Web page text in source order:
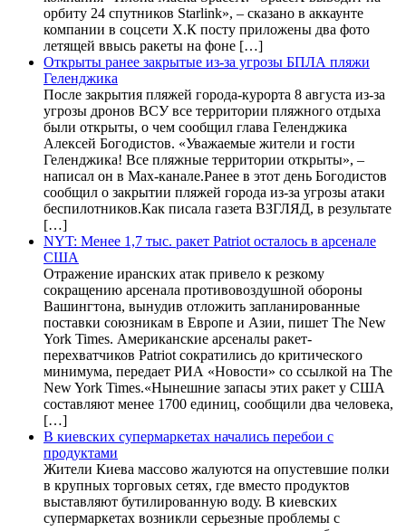
орбиту 24 спутников Starlink», – сказано в аккаунте
компании в соцсети X.К посту приложены два фото
летящей ввысь ракеты на фоне […]
Открыты ранее закрытые из-за угрозы БПЛА пляжи
Геленджика
После закрытия пляжей города-курорта 8 августа из-за
угрозы дронов ВСУ все территории пляжного отдыха
были открыты, о чем сообщил глава Геленджика
Алексей Богодистов. «Уважаемые жители и гости
Геленджика! Все пляжные территории открыты», –
написал он в Max-канале.Ранее в этот день Богодистов
сообщил о закрытии пляжей города из-за угрозы атаки
беспилотников.Как писала газета ВЗГЛЯД, в результате
[…]
NYT: Менее 1,7 тыс. ракет Patriot осталось в арсенале
США
Отражение иранских атак привело к резкому
сокращению арсенала противовоздушной обороны
Вашингтона, вынудив отложить запланированные
поставки союзникам в Европе и Азии, пишет The New
York Times. Американские арсеналы ракет-
перехватчиков Patriot сократились до критического
минимума, передает РИА «Новости» со ссылкой на The
New York Times.«Нынешние запасы этих ракет у США
составляют менее 1700 единиц, сообщили два человека,
[…]
В киевских супермаркетах начались перебои с
продуктами
Жители Киева массово жалуются на опустевшие полки
в крупных торговых сетях, где вместо продуктов
выставляют бутилированную воду. В киевских
супермаркетах возникли серьезные проблемы с